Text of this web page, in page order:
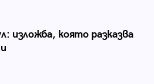
изложба, която разказва